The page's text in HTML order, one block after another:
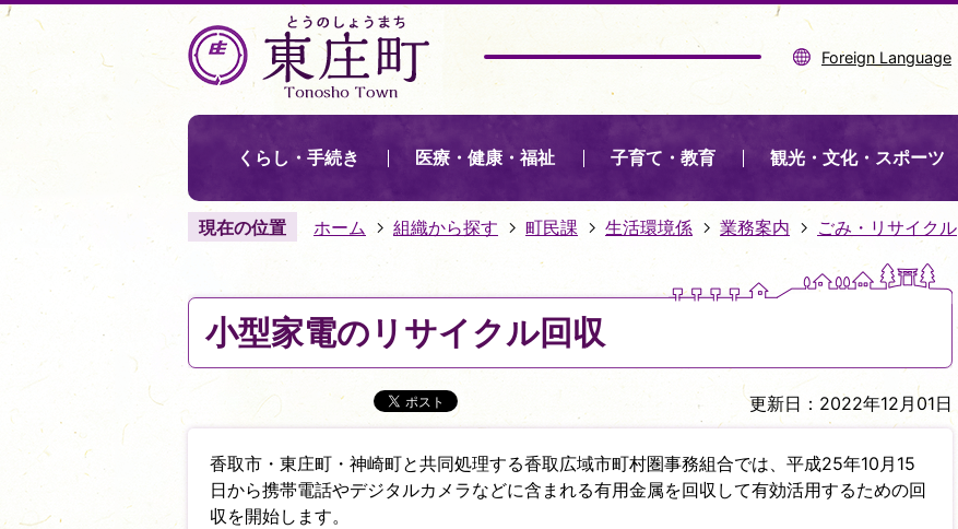
Foreign Language
くらし・手続き 医療・健康・福祉 子育て・教育 観光・文化・スポーツ
現在の位置 ホーム 組織から探す 町民課 生活環境係 業務案内 ごみ・リサイクル
小型家電のリサイクル回収
更新日：2022年12月01日
香取市・東庄町・神崎町と共同処理する香取広域市町村圏事務組合では、平成25年10月15
日から携帯電話やデジタルカメラなどに含まれる有用金属を回収して有効活用するための回
収を開始します。